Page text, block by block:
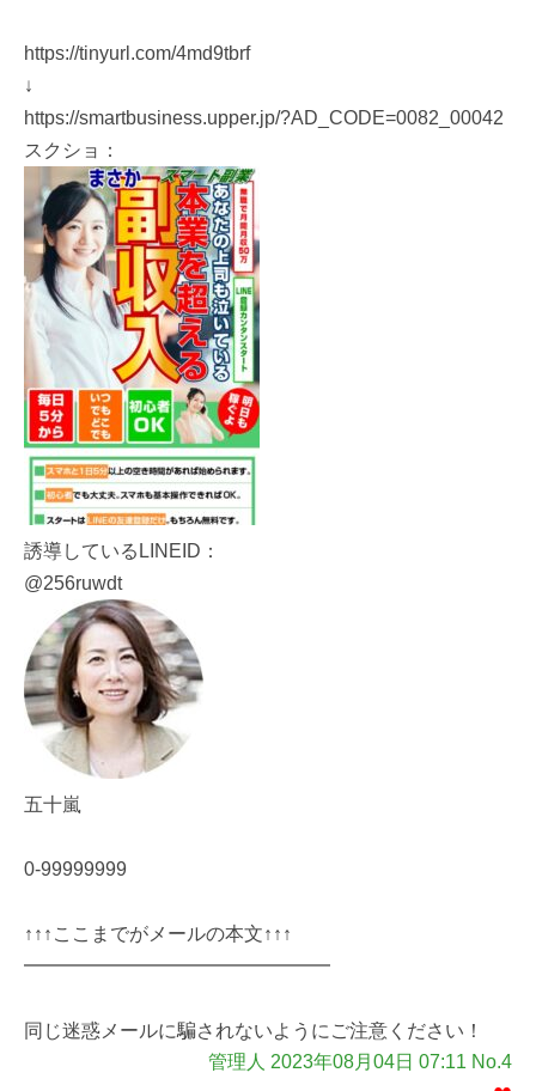
https://tinyurl.com/4md9tbrf
↓
https://smartbusiness.upper.jp/?AD_CODE=0082_00042
スクショ：
誘導しているLINEID：
@256ruwdt
五十嵐
0-99999999
↑↑↑ここまでがメールの本文↑↑↑
━━━━━━━━━━━━━━━━
同じ迷惑メールに騙されないようにご注意ください！
管理人 2023年08月04日 07:11 No.4